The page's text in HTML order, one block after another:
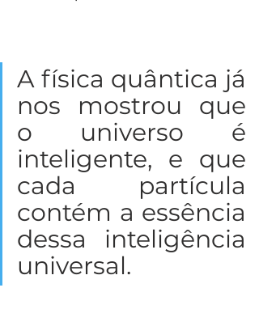
A física quântica já
nos mostrou que
o universo é
inteligente, e que
cada partícula
contém a essência
dessa inteligência
universal.